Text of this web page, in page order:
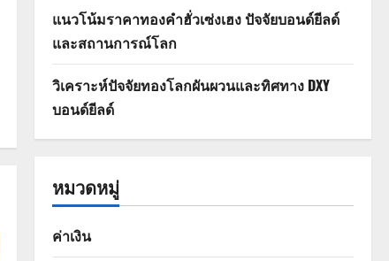
แนวโน้มราคาทองคำฮั่วเซ่งเฮง ปัจจัยบอนด์ยีลด์
และสถานการณ์โลก
วิเคราะห์ปัจจัยทองโลกผันผวนและทิศทาง DXY
บอนด์ยีลด์
หมวดหมู่
ค่าเงิน